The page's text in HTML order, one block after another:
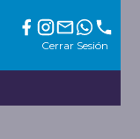
Cerrar Sesión